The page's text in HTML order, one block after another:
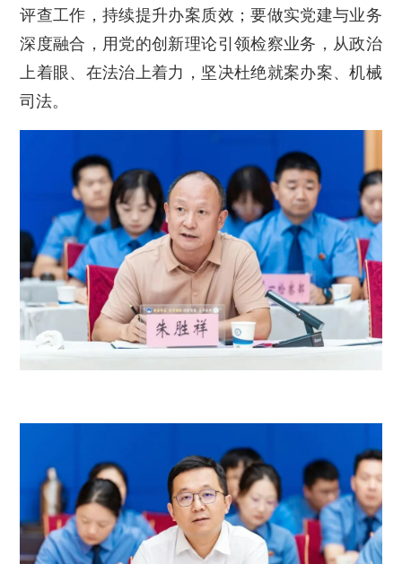
评查工作，持续提升办案质效；要做实党建与业务
深度融合，用党的创新理论引领检察业务，从政治
上着眼、在法治上着力，坚决杜绝就案办案、机械
司法。